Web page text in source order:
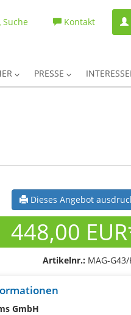
Suche Kontakt
PRESSE
Dieses Angebot
448,00
Artikelnr.: MAG-
GmbH